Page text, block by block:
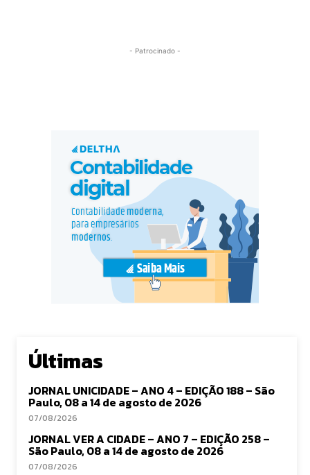
- Patrocinado -
Últimas
JORNAL UNICIDADE – ANO 4 – EDIÇÃO 188 – São
Paulo, 08 a 14 de agosto de 2026
07/08/2026
JORNAL VER A CIDADE – ANO 7 – EDIÇÃO 258 –
São Paulo, 08 a 14 de agosto de 2026
07/08/2026